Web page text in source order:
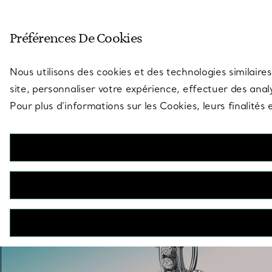
Préférences De Cookies
Nous utilisons des cookies et des technologies
site, personnaliser votre expérience, effectuer des
Pour plus d’informations sur les Cookies, leurs